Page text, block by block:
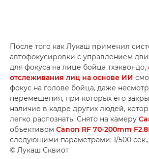
После того как Лукаш применил
автофокусировки с управлением
для фокуса на лице бойца тхэквондо,
отслеживания лиц на основе ИИ
фокус на голове бойца, даже
перемещения, при которых его
наличие в кадре других людей,
легко распознать. Снято на камеру
объективом Canon RF 70-200mm
следующими параметрами: 1/500 сек.,
© Лукаш Сквиот